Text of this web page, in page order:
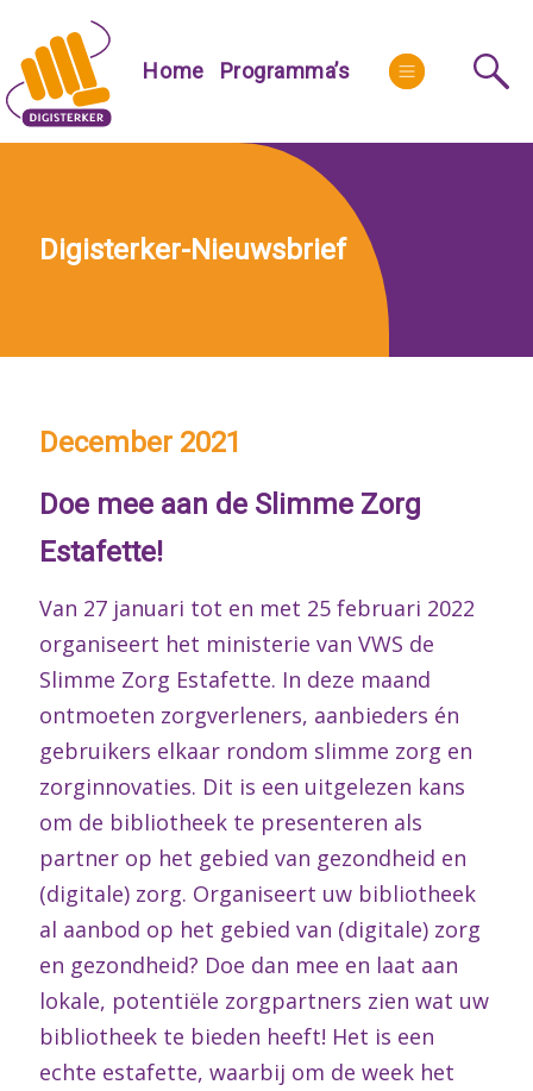
content
Home Programma’s More
Digisterker-Nieuwsbrief
December 2021
Doe mee aan de Slimme Zorg
Estafette!
Van 27 januari tot en met 25 februari 2022
organiseert het ministerie van VWS de
Slimme Zorg Estafette. In deze maand
ontmoeten zorgverleners, aanbieders én
gebruikers elkaar rondom slimme zorg en
zorginnovaties. Dit is een uitgelezen kans
om de bibliotheek te presenteren als
partner op het gebied van gezondheid en
(digitale) zorg. Organiseert uw bibliotheek
al aanbod op het gebied van (digitale) zorg
en gezondheid? Doe dan mee en laat aan
lokale, potentiële zorgpartners zien wat uw
bibliotheek te bieden heeft! Het is een
echte estafette, waarbij om de week het